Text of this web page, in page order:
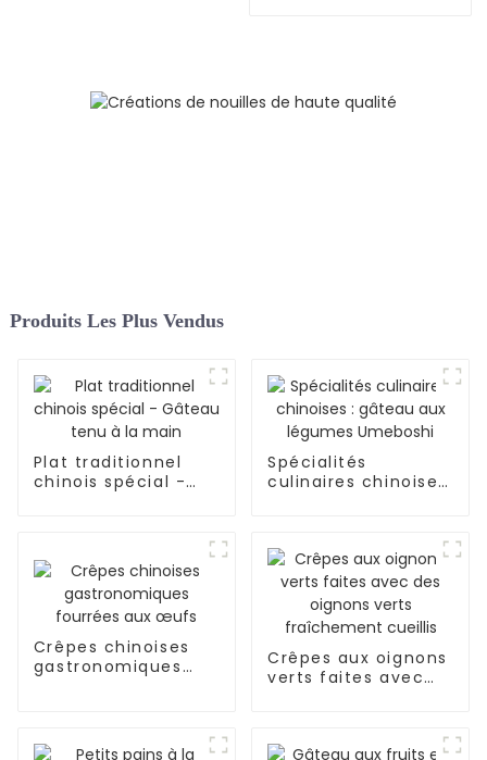
Produits Les Plus Vendus
Plat traditionnel
chinois spécial -
Spécialités
culinaires chinoises
Crêpes chinoises
gastronomiques
Crêpes aux oignons
verts faites avec